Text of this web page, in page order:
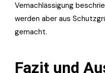
Vernachlässigung
werden aber aus
gemacht.
Fazit und